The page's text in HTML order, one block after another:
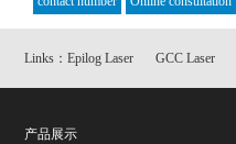
Links：Epilog Laser GCC Laser
产品展示